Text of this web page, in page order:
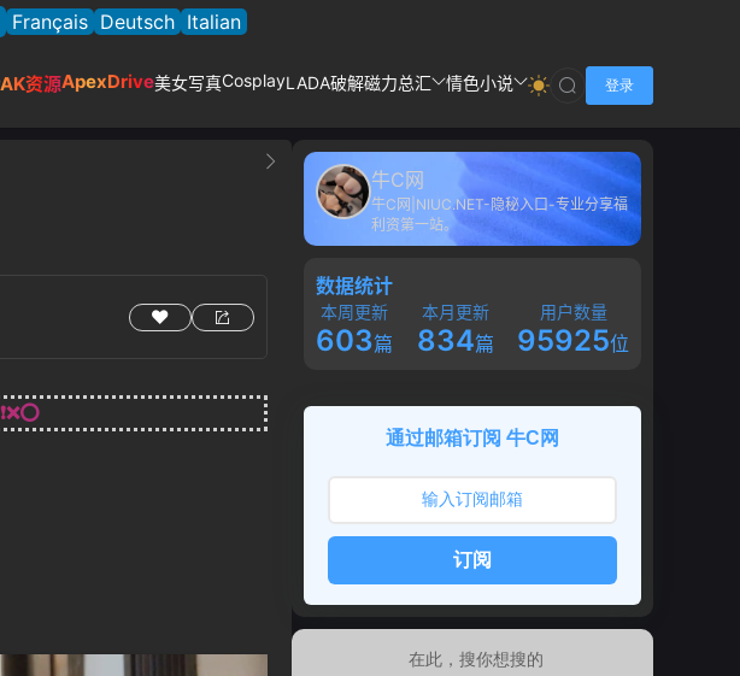
Français Deutsch Italian
资源ApexDrive美女写真CosplayLADA破解磁力总汇 情色小说 登录
牛C网
牛C网|NIUC.NET-隐秘入口-专业分享福
利资第一站。
数据统计
本周更新
603篇
本月更新
834篇
用户数量
95925位
通过邮箱订阅 牛C网
订阅